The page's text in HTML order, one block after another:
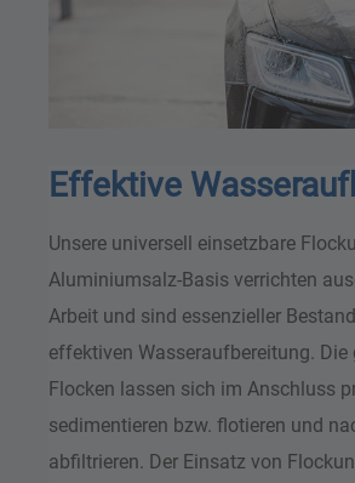
Effektive
Unsere universell einsetzbare
Aluminiumsalz-Basis verrichten
Arbeit und sind essenzieller
effektiven Wasseraufbereitung. Die
Flocken lassen sich im Anschluss
sedimentieren bzw. flotieren und
abfiltrieren. Der Einsatz von